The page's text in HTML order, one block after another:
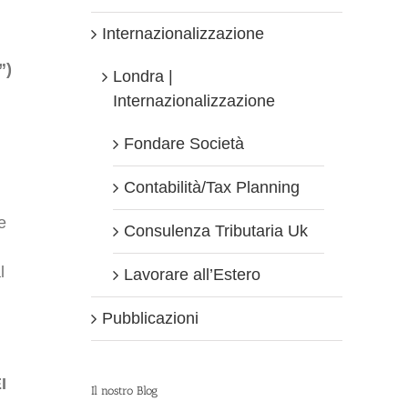
Internazionalizzazione
Londra |
Internazionalizzazione
Fondare Società
Contabilità/Tax Planning
Consulenza Tributaria Uk
Lavorare all’Estero
Pubblicazioni
Il nostro Blog